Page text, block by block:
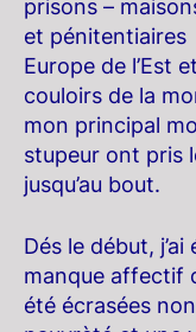
prisons –
et pénitentiaires
Europe de l’Est
couloirs de la
mon principal
stupeur ont pris
jusqu’au bout.
Dés le début,
manque affectif
été écrasées